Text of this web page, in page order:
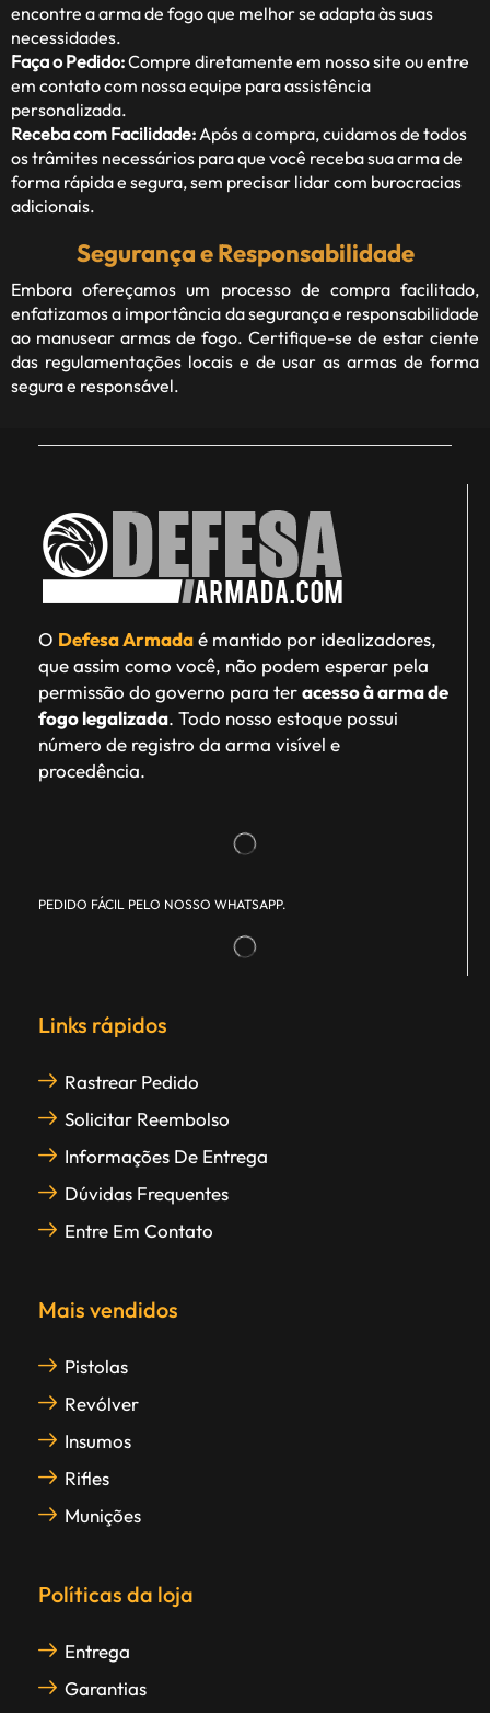
encontre a arma de fogo que melhor se adapta às suas
necessidades.
Faça o Pedido:Compre diretamente em nosso site ou entre
em contato com nossa equipe para assistência
personalizada.
Receba com Facilidade: Após a compra, cuidamos de todos
os trâmites necessários para que você receba sua arma de
forma rápida e segura, sem precisar lidar com burocracias
adicionais.
Segurança e Responsabilidade
Embora ofereçamos um processo de compra facilitado,
enfatizamos a importância da segurança e responsabilidade
ao manusear armas de fogo. Certifique-se de estar ciente
das regulamentações locais e de usar as armas de forma
segura e responsável.
O Defesa Armadaé mantido por idealizadores,
que assim como você, não podem esperar pela
permissão do governo para teracesso à arma de
fogo legalizada. Todo nosso estoque possui
número de registro da arma visível e
procedência.
PEDIDO FÁCIL PELO NOSSO WHATSAPP.
Links rápidos
Rastrear Pedido
Solicitar Reembolso
Informações De Entrega
Dúvidas Frequentes
Entre Em Contato
Mais vendidos
Pistolas
Revólver
Insumos
Rifles
Munições
Políticas da loja
Entrega
Garantias